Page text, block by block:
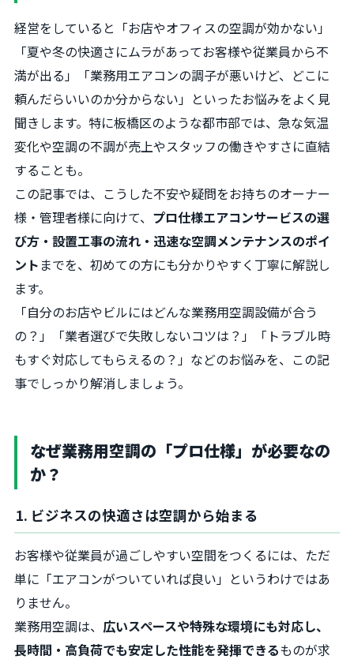
経営をしていると「お店やオフィスの空調が効かない」
「夏や冬の快適さにムラがあってお客様や従業員から不
満が出る」「業務用エアコンの調子が悪いけど、どこに
頼んだらいいのか分からない」といったお悩みをよく見
聞きします。特に板橋区のような都市部では、急な気温
変化や空調の不調が売上やスタッフの働きやすさに直結
することも。
この記事では、こうした不安や疑問をお持ちのオーナー
様・管理者様に向けて、 プロ仕様エアコンサービスの選
び方・設置工事の流れ・迅速な空調メンテナンスのポイ
ント までを、初めての方にも分かりやすく丁寧に解説し
ます。
「自分のお店やビルにはどんな業務用空調設備が合う
の？」「業者選びで失敗しないコツは？」「トラブル時
もすぐ対応してもらえるの？」などのお悩みを、この記
事でしっかり解消しましょう。
なぜ業務用空調の「プロ仕様」が必要なの
か？
1. ビジネスの快適さは空調から始まる
お客様や従業員が過ごしやすい空間をつくるには、ただ
単に「エアコンがついていれば良い」というわけではあ
りません。
業務用空調は、 広いスペースや特殊な環境にも対応し、
長時間・高負荷でも安定した性能を発揮できるものが求